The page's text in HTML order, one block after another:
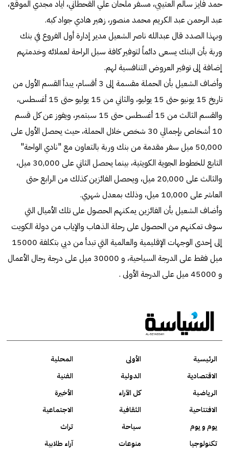
حمد فايز سالم العتيبي، مسفر ملحان علي القحطاني، اياد مجدي الموقع،
عبد الرحمن عبد الكريم محمد منصور، زهير هادي جواد كبه.
وبهذا الصدد قال عبدالله ناصر الشعيل مدير إدارة أول الفروع في بنك
وربة بأن البنك يسعى دائماً لتوفير كافة سبل الراحة لعملائه وخدمتهم
إضافة إلى توفير العروض التنافسية لهم.
وأضاف الشعيل بأن الحملة مقسمة إلى 3 أقسام، يبدأ القسم الأول من
تاريخ 15 يونيو حتى 15 يوليو، والثاني من 15 يوليو حتى 15 أغسطس،
والقسم الثالث من 15 أغسطس حتى 15 سبتمبر، ويفوز عن كل قسم
10 أشخاص بإجمالي 30 شخص خلال الحملة، حيث يحصل الأول على
50,000 ميل سفر مقدمة من بنك وربة بالتعاون مع "نادي الواحة"
التابع للخطوط الجوية الكويتية، بينما يحصل الثاني على 30,000 ميل،
والثالث على 20,000 ميل، ويحصل الفائزين كذلك من الرابع حتى
العاشر على 10,000 ميل، وذلك بمعدل شهري.
وأضاف الشعيل بأن الفائزين يمكنهم الحصول على تلك الأميال التي
سوف تمكنهم من الحصول على رحلة الذهاب والإياب من دولة الكويت
إلى إحدى الوجهات الإقليمية والعالمية التي تبدأ من دبي بتكلفة 15000
ميل فقط على الدرجة السياحية، و 30000 ميل على درجة رجال الأعمال
و 45000 ميل على الدرجة الأولى .
الرئيسية الأولى
المحلية
الاقتصادية
الدولية
الفنية
الرياضية
كل الآراء
الأخيرة
الافتتاحية
الثقافية
الاجتماعية
يوم و يوم
سياحة
تراث
تكنولوجيا
منوعات آراء طلابية